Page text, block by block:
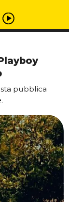
pubblica